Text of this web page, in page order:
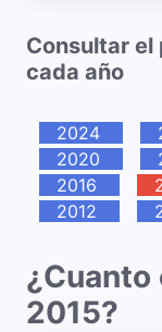
Consultar el
cada año
2024
2020
2016
2012
¿Cuanto
2015?